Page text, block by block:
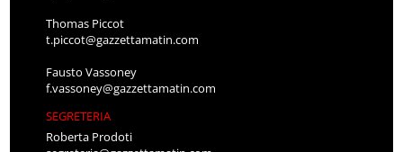
Thomas Piccot
t.piccot@gazzettamatin.com
Fausto Vassoney
f.vassoney@gazzettamatin.com
SEGRETERIA
Roberta Prodoti